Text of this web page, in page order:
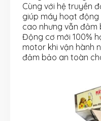
Cùng với hệ truyền
giúp máy hoạt động
cao nhưng vẫn đảm
Động cơ mới 100%
motor khi vận hành
đảm bảo an toàn